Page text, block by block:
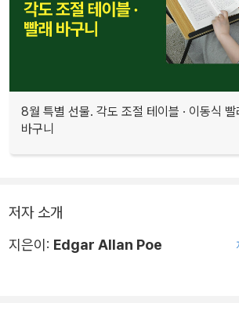
8월 특별 선물. 각도 조절 테이블 · 이동식 빨
바구니
저자 소개
지은이: Edgar Allan Poe